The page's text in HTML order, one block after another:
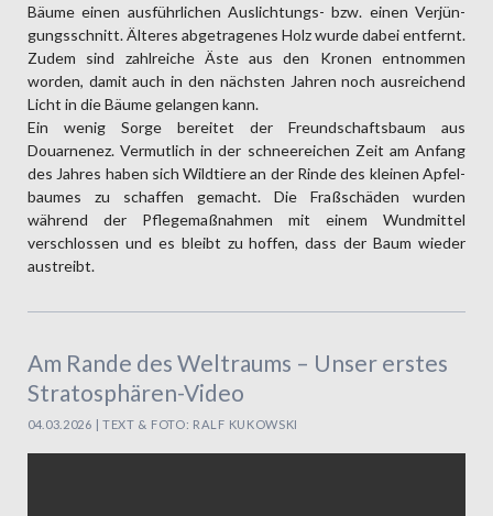
Bäume einen ausführ­lichen Aus­lichtungs- bzw. einen Verjün­
gungs­schnitt. Älteres abgetra­genes Holz wurde dabei entfernt.
Zudem sind zahl­reiche Äste aus den Kronen ent­nommen
worden, damit auch in den nächsten Jahren noch aus­reichend
Licht in die Bäume gelangen kann.
Ein wenig Sorge bereitet der Freund­schafts­baum aus
Douarnenez. Vermut­lich in der schnee­reichen Zeit am Anfang
des Jahres haben sich Wild­tiere an der Rinde des kleinen Apfel­
baumes zu schaffen gemacht. Die Fraß­schäden wurden
während der Pflege­maßnahmen mit einem Wund­mittel
verschlos­sen und es bleibt zu hoffen, dass der Baum wieder
austreibt.
Am Rande des Weltraums – Unser erstes
Stratosphären-Video
04.03.2026 | TEXT & FOTO: RALF KUKOWSKI